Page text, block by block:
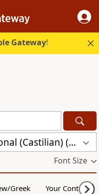
Gateway!
Nueva Versión Internacional (Castilian) (CST)
Font Size
Greek Your Content